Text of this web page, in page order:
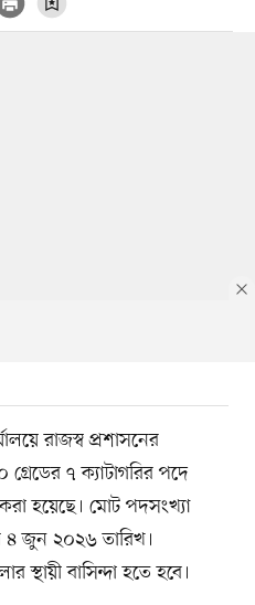
রাজস্ব প্রশাসনের
৭ ক্যাটাগরির পদে
হয়েছে। মোট পদসংখ্যা
৪ জুন ২০২৬ তারিখ।
বাসিন্দা হতে হবে।